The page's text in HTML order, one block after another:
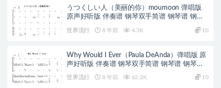
うつくしい人（美丽的你）moumoon 弹唱版
原声好听版 伴奏谱 钢琴双手简谱 钢琴谱 钢琴
世界流行 8 年前 4.3K 10
Why Would I Ever（Paula DeAnda）弹唱版 原
声好听版 伴奏谱 钢琴双手简谱 钢琴谱 钢琴简
世界流行 8 年前 62.2K 10